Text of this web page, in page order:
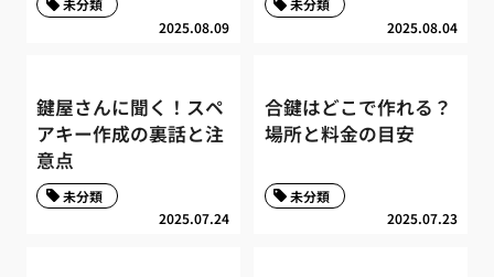
2025.08.09
未分類
2025.08.04
未分類
鍵屋さんに聞く！スペ
アキー作成の裏話と注
意点
2025.07.24
未分類
合鍵はどこで作れる？
場所と料金の目安
2025.07.23
未分類